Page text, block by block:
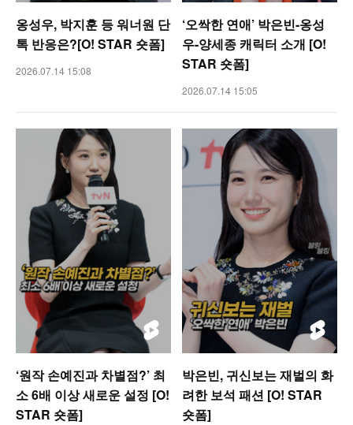
옹성우, 박지훈 등 워너원 단
톡 반응은?[O! STAR 숏폼]
2026.07.14 15:08
‘오싹한 연애’ 박은빈-옹성
우-양세종 캐릭터 소개 [O!
STAR 숏폼]
2026.07.14 15:05
‘원작 손예진과 차별점?’ 최
소 6배 이상 새로운 설정 [O!
STAR 숏폼]
박은빈, 귀신보는 재벌의 화
려한 보석 패션 [O! STAR
숏폼]